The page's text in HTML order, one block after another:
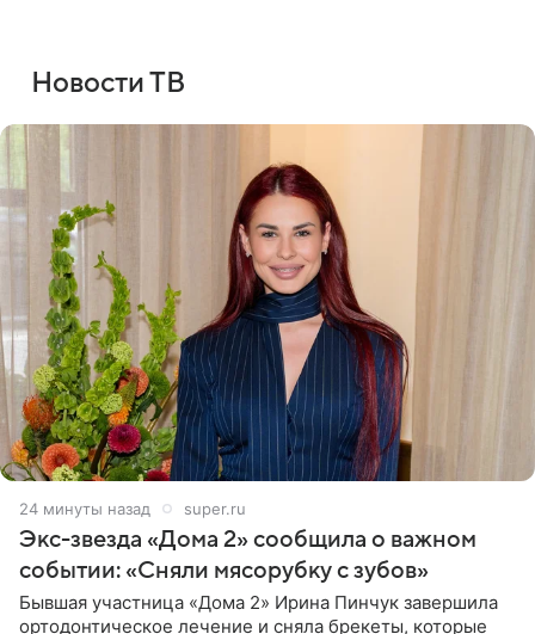
Новости ТВ
24 минуты назад super.ru
Экс-звезда «Дома 2» сообщила о важном
событии: «Сняли мясорубку с зубов»
Бывшая участница «Дома 2» Ирина Пинчук завершила
ортодонтическое лечение и сняла брекеты, которые